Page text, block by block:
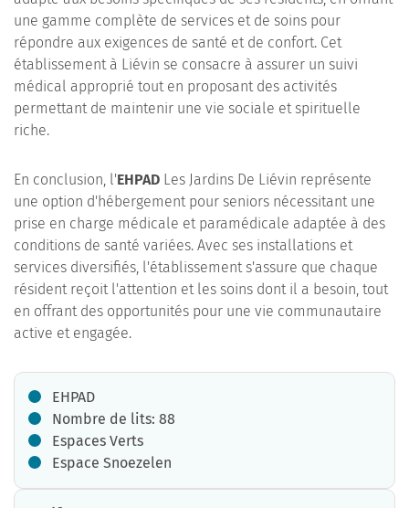
une gamme complète de services et de soins pour
répondre aux exigences de santé et de confort. Cet
établissement à Liévin se consacre à assurer un suivi
médical approprié tout en proposant des activités
permettant de maintenir une vie sociale et spirituelle
riche.
En conclusion, l'EHPAD Les Jardins De Liévin représente
une option d'hébergement pour seniors nécessitant une
prise en charge médicale et paramédicale adaptée à des
conditions de santé variées. Avec ses installations et
services diversifiés, l'établissement s'assure que chaque
résident reçoit l'attention et les soins dont il a besoin, tout
en offrant des opportunités pour une vie communautaire
active et engagée.
EHPAD
Nombre de lits: 88
Espaces Verts
Espace Snoezelen